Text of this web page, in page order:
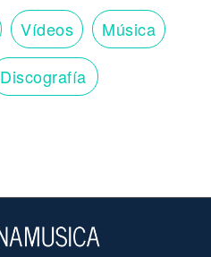
Vídeos Música
Discografía